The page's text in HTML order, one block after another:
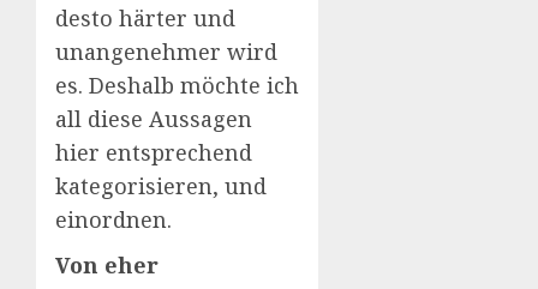
desto härter und
unangenehmer wird
es. Deshalb möchte ich
all diese Aussagen
hier entsprechend
kategorisieren, und
einordnen.
Von eher